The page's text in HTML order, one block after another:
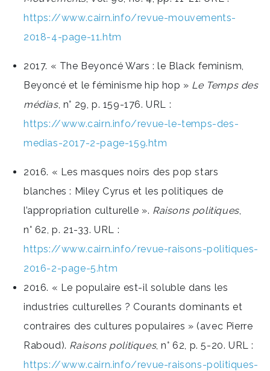
https://www.cairn.info/revue-mouvements-
2018-4-page-11.htm
2017. « The Beyoncé Wars : le Black feminism,
Beyoncé et le féminisme hip hop » Le Temps des
médias, n° 29, p. 159-176. URL :
https://www.cairn.info/revue-le-temps-des-
medias-2017-2-page-159.htm
2016. « Les masques noirs des pop stars
blanches : Miley Cyrus et les politiques de
l’appropriation culturelle ». Raisons politiques,
n° 62, p. 21-33. URL :
https://www.cairn.info/revue-raisons-politiques-
2016-2-page-5.htm
2016. « Le populaire est-il soluble dans les
industries culturelles ? Courants dominants et
contraires des cultures populaires » (avec Pierre
Raboud). Raisons politiques, n° 62, p. 5-20. URL :
https://www.cairn.info/revue-raisons-politiques-